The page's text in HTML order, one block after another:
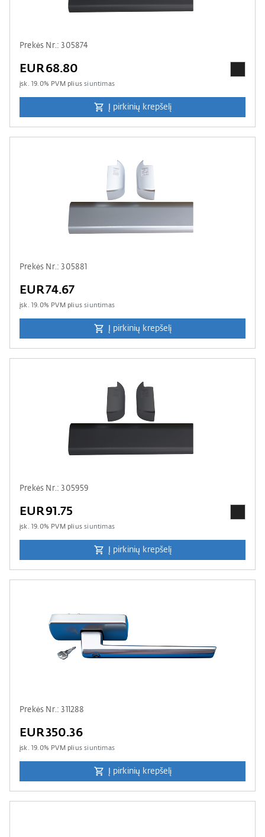
Prekės Nr.: 305874
EUR68.80
įsk. 19.0% PVM pliussiuntimas
Į pirkinių krepšelį
Prekės Nr.: 305881
EUR74.67
įsk. 19.0% PVM pliussiuntimas
Į pirkinių krepšelį
Prekės Nr.: 305959
EUR91.75
įsk. 19.0% PVM pliussiuntimas
Į pirkinių krepšelį
Prekės Nr.: 311288
EUR350.36
įsk. 19.0% PVM pliussiuntimas
Į pirkinių krepšelį